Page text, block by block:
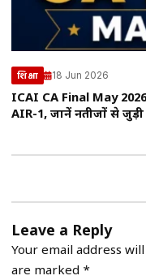
शिक्षा 18 Jun 2026
ICAI CA Final May
AIR-1, जानें नतीजों से जुड़ी
Leave a Reply
Your email address
are marked *